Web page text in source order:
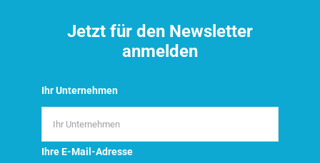
Jetzt für den Newsletter
anmelden
Ihr Unternehmen
Ihre E-Mail-Adresse